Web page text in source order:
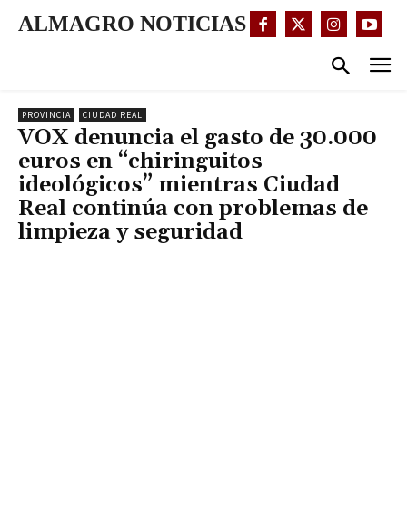
ALMAGRO NOTICIAS
PROVINCIA CIUDAD REAL
VOX denuncia el gasto de 30.000
euros en “chiringuitos
ideológicos” mientras Ciudad
Real continúa con problemas de
limpieza y seguridad